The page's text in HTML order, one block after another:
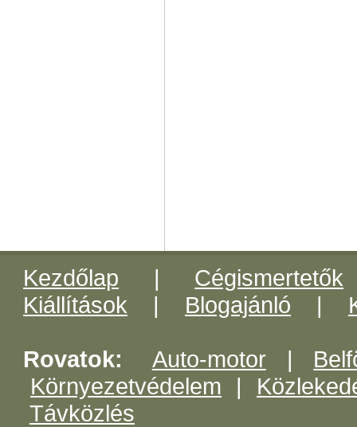
Kezdőlap | Cégismertetők
Kiállítások | Blogajánló |
Rovatok: Auto-motor|
Környezetvédelem |
Távközlés